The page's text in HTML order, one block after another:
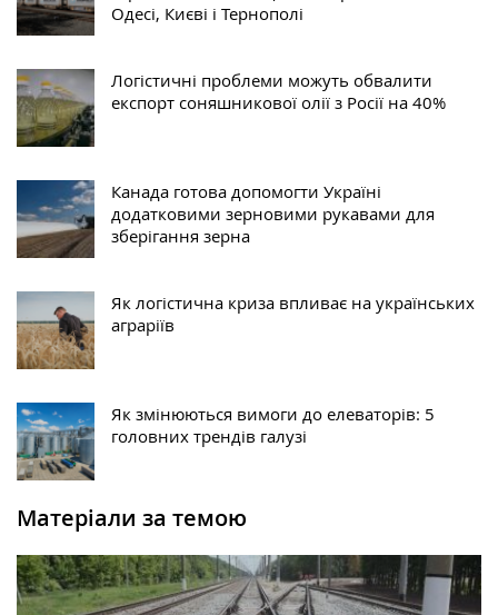
Одесі, Києві і Тернополі
Логістичні проблеми можуть обвалити
експорт соняшникової олії з Росії на 40%
Канада готова допомогти Україні
додатковими зерновими рукавами для
зберігання зерна
Як логістична криза впливає на українських
аграріїв
Як змінюються вимоги до елеваторів: 5
головних трендів галузі
Матеріали за темою